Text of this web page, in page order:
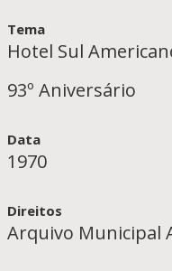
Tema
Hotel Sul
93º Aniversário
Data
1970
Direitos
Arquivo Municipal